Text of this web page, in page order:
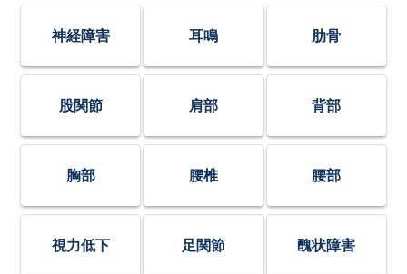
神経障害 耳鳴 肋骨
股関節 肩部 背部
胸部 腰椎 腰部
視力低下 足関節 醜状障害